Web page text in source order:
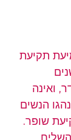
תקיעת
אם שמעה 3 שנים
ואינה
הנשים
שופר.